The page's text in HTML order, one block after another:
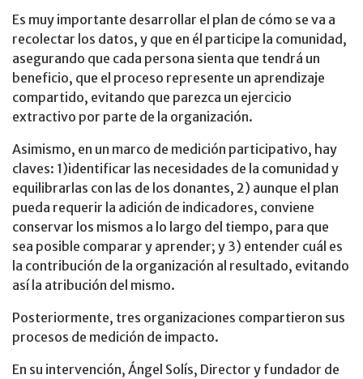
Es muy importante desarrollar el plan de cómo se va a
recolectar los datos, y que en él participe la comunidad,
asegurando que cada persona sienta que tendrá un
beneficio, que el proceso represente un aprendizaje
compartido, evitando que parezca un ejercicio
extractivo por parte de la organización.
Asimismo, en un marco de medición participativo, hay
claves: 1)identificar las necesidades de la comunidad y
equilibrarlas con las de los donantes, 2) aunque el plan
pueda requerir la adición de indicadores, conviene
conservar los mismos a lo largo del tiempo, para que
sea posible comparar y aprender; y 3) entender cuál es
la contribución de la organización al resultado, evitando
así la atribución del mismo.
Posteriormente, tres organizaciones compartieron sus
procesos de medición de impacto.
En su intervención, Ángel Solís, Director y fundador de